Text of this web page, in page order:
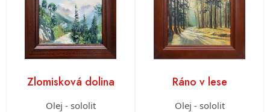
Zlomisková dolina
Olej - sololit
Ráno v lese
Olej - sololit